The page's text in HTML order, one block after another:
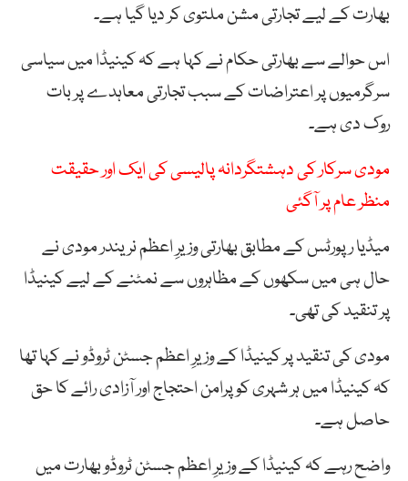
بھارت کے لیے تجارتی مشن ملتوی کر دیا گیا ہے۔
اس حوالے سے بھارتی حکام نے کہا ہے کہ کینیڈا میں سیاسی
سرگرمیوں پر اعتراضات کے سبب تجارتی معاہدے پر بات
روک دی ہے۔
مودی سرکار کی دہشتگردانہ پالیسی کی ایک اور حقیقت
منظر عام پر آگئی
میڈیا رپورٹس کے مطابق بھارتی وزیرِ اعظم نریندر مودی نے
حال ہی میں سکھوں کے مظاہروں سے نمٹنے کے لیے کینیڈا
پر تنقید کی تھی۔
مودی کی تنقید پر کینیڈا کے وزیرِ اعظم جسٹن ٹروڈو نے کہا تھا
کہ کینیڈا میں ہر شہری کو پرامن احتجاج اور آزادی رائے کا حق
حاصل ہے۔
واضح رہے کہ کینیڈا کے وزیرِ اعظم جسٹن ٹروڈو بھارت میں